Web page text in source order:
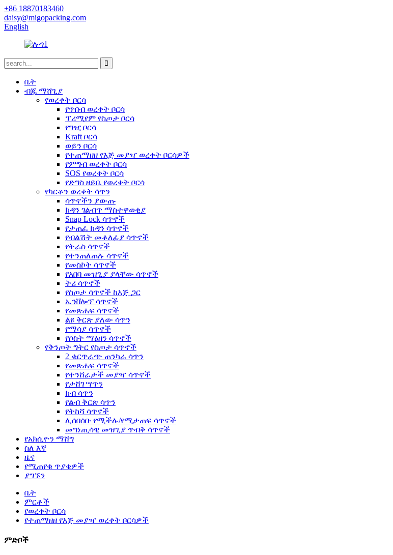
+86 18870183460
daisy@migopacking.com
English
ቤት
ብጁ ማሸጊያ
የወረቀት ቦርሳ
የጥበብ ወረቀት ቦርሳ
ፕሪሚየም የስጦታ ቦርሳ
የግዢ ቦርሳ
Kraft ቦርሳ
ወይን ቦርሳ
የተጠማዘዘ የእጅ መያዣ ወረቀት ቦርሳዎች
የምግብ ወረቀት ቦርሳ
SOS የወረቀት ቦርሳ
የድግስ ዘይቤ የወረቀት ቦርሳ
የካርቶን ወረቀት ሳጥን
ሳጥኖችን ያውጡ
ክዳን ገልብጥ ማስተዋወቂያ
Snap Lock ሳጥኖች
የታጠፈ ክዳን ሳጥኖች
የብልሽት መቆለፊያ ሳጥኖች
የትራስ ሳጥኖች
የተንጠለጠሉ ሳጥኖች
የመስኮት ሳጥኖች
የአበባ መዝጊያ ያላቸው ሳጥኖች
ትሪ ሳጥኖች
የስጦታ ሳጥኖች ከእጅ ጋር
ኤንቨሎፕ ሳጥኖች
የመጽሐፍ ሳጥኖች
ልዩ ቅርጽ ያለው ሳጥን
የማሳያ ሳጥኖች
የሶስት ማዕዘን ሳጥኖች
የቅንጦት ግትር የስጦታ ሳጥኖች
2 ቁርጥራጭ ጠንካራ ሳጥን
የመጽሐፍ ሳጥኖች
የተንሸራታች መያዣ ሳጥኖች
የታሸገ ሣጥን
ክብ ሳጥን
የልብ ቅርጽ ሳጥን
የትከሻ ሳጥኖች
ሊሰበሰቡ የሚችሉ/የሚታጠፍ ሳጥኖች
መግነጢሳዊ መዝጊያ ጥብቅ ሳጥኖች
የአክሲዮን ማሸግ
ስለ እኛ
ዜና
የሚጠየቁ ጥያቄዎች
ያግኙን
ቤት
ምርቶች
የወረቀት ቦርሳ
የተጠማዘዘ የእጅ መያዣ ወረቀት ቦርሳዎች
ምድቦች